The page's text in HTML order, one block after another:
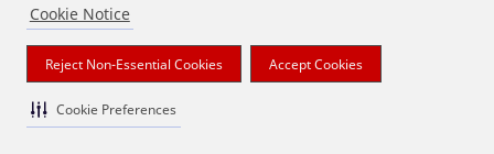
Cookie Notice
Reject Non-Essential Cookies Accept Cookies
Cookie Preferences